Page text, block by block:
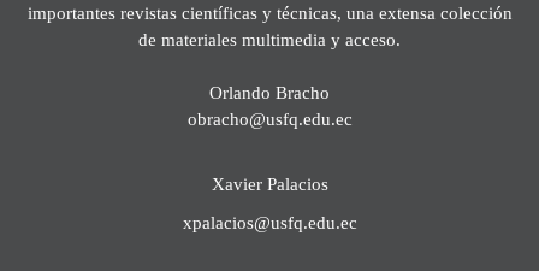
importantes revistas científicas y técnicas, una extensa colección
de materiales multimedia y acceso.
Orlando Bracho
obracho@usfq.edu.ec
Xavier Palacios
xpalacios@usfq.edu.ec